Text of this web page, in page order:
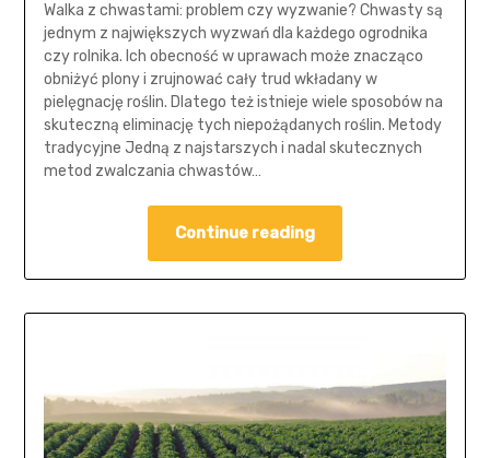
Walka z chwastami: problem czy wyzwanie? Chwasty są
jednym z największych wyzwań dla każdego ogrodnika
czy rolnika. Ich obecność w uprawach może znacząco
obniżyć plony i zrujnować cały trud wkładany w
pielęgnację roślin. Dlatego też istnieje wiele sposobów na
skuteczną eliminację tych niepożądanych roślin. Metody
tradycyjne Jedną z najstarszych i nadal skutecznych
metod zwalczania chwastów…
Continue reading